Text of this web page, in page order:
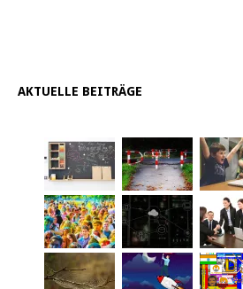
AKTUELLE BEITRÄGE